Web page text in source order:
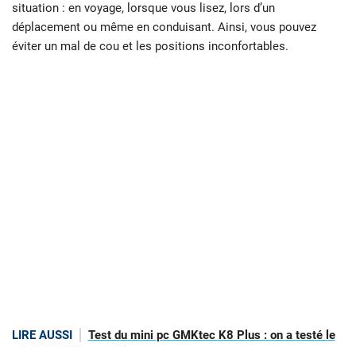
situation : en voyage, lorsque vous lisez, lors d’un
déplacement ou même en conduisant. Ainsi, vous pouvez
éviter un mal de cou et les positions inconfortables.
LIRE AUSSI
Test du mini pc GMKtec K8 Plus : on a testé le